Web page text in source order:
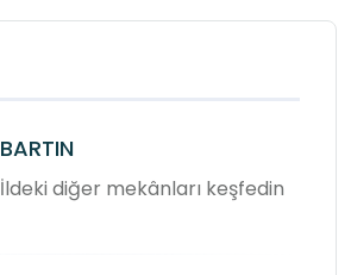
BARTIN
İldeki diğer mekânları keşfedin